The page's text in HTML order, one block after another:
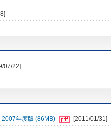
07/22]
2007年度版 (86MB) [2011/01/31]